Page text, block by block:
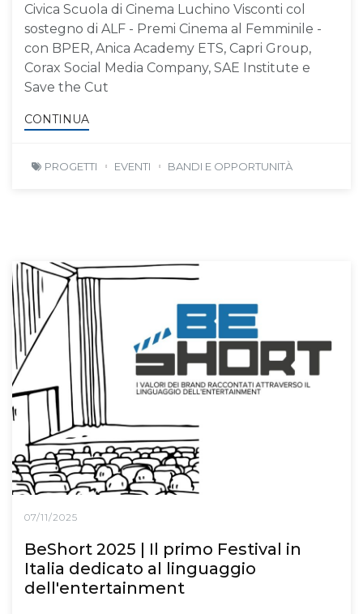
Civica Scuola di Cinema Luchino Visconti col
sostegno di ALF - Premi Cinema al Femminile -
con BPER, Anica Academy ETS, Capri Group,
Corax Social Media Company, SAE Institute e
Save the Cut
CONTINUA
PROGETTI EVENTI BANDI E OPPORTUNITÀ
07/11/2025
BeShort 2025 | Il primo Festival in
Italia dedicato al linguaggio
dell'entertainment